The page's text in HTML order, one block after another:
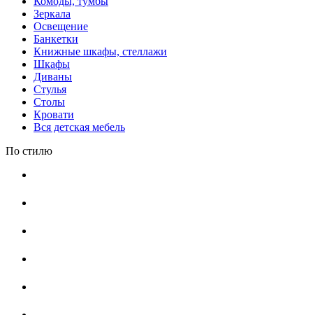
Зеркала
Освещение
Банкетки
Книжные шкафы, стеллажи
Шкафы
Диваны
Стулья
Столы
Кровати